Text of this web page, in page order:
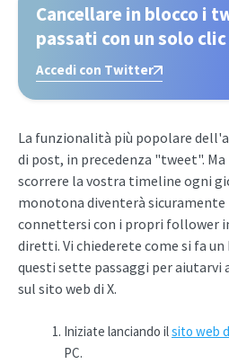
Cancellare in blocco i
passati con un solo clic
Accedi con Twitter
La funzionalità più popolare
di post, in precedenza "tweet".
scorrere la vostra timeline ogni
monotona diventerà sicuramente
connettersi con i propri follower
diretti. Vi chiederete come si fa
questi sette passaggi per aiutarvi
sul sito web di X.
Iniziate lanciando ilsito web
PC.